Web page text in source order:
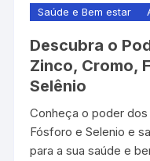
Saúde e Bem estar
Descubra o
Zinco, Cromo,
Selênio
Conheça o poder dos
Fósforo e Selenio e
para a sua saúde e